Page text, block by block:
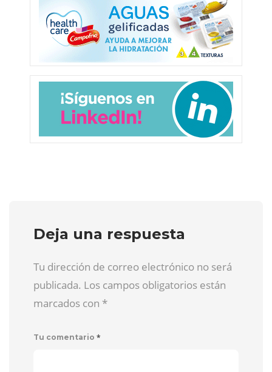
Deja una respuesta
Tu dirección de correo electrónico no será
publicada. Los campos obligatorios están
marcados con *
Tu comentario *